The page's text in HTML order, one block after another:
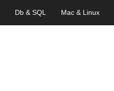
Db & SQL Mac & Linux